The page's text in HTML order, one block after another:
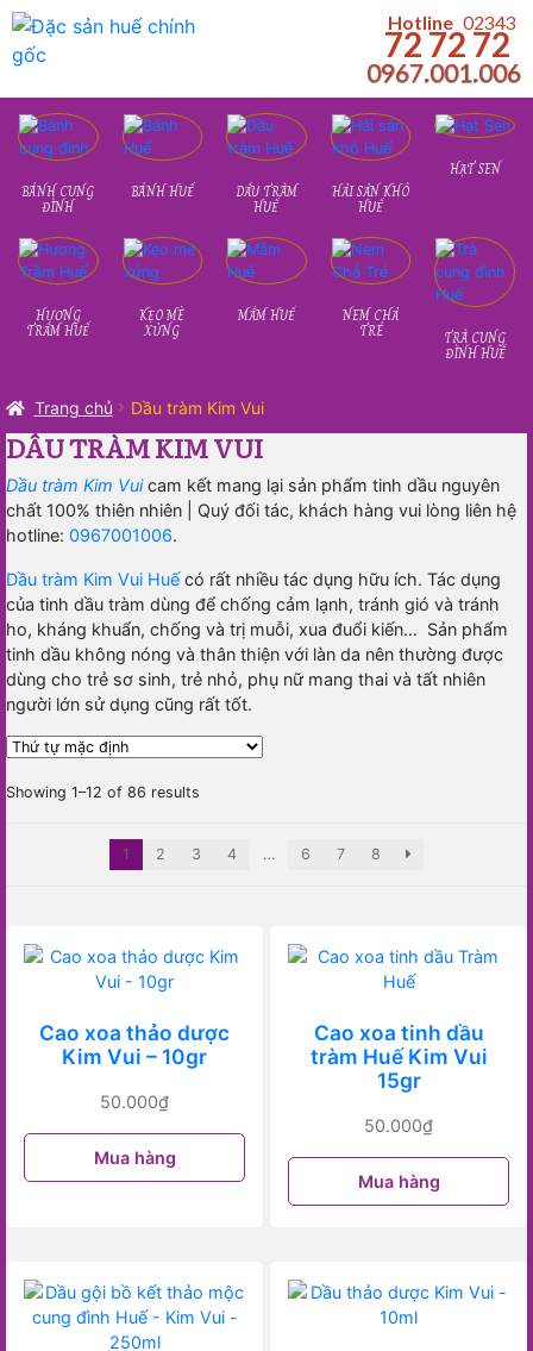
Hotline 02343
72 72 72
0967.001.006
BÁNH CUNG
ĐÌNH
BÁNH HUẾ DẦU TRÀM
HUẾ
HẢI SẢN KHÔ
HUẾ
HẠT SEN
HƯƠNG
TRẦM HUẾ
KẸO MÈ
XỬNG
MẮM HUẾ NEM CHẢ
TRÉ TRÀ CUNG
ĐÌNH HUẾ
Trang chủ Dầu tràm Kim Vui
DẦU TRÀM KIM VUI
Dầu tràm Kim Vui cam kết mang lại sản phẩm tinh dầu nguyên
chất 100% thiên nhiên | Quý đối tác, khách hàng vui lòng liên hệ
hotline: 0967001006.
Dầu tràm Kim Vui Huếcó rất nhiều tác dụng hữu ích. Tác dụng
của tinh dầu tràm dùng để chống cảm lạnh, tránh gió và tránh
ho, kháng khuẩn, chống và trị muỗi, xua đuổi kiến… Sản phẩm
tinh dầu không nóng và thân thiện với làn da nên thường được
dùng cho trẻ sơ sinh, trẻ nhỏ, phụ nữ mang thai và tất nhiên
người lớn sử dụng cũng rất tốt.
Showing 1–12 of 86 results
1 2 3 4 … 6 7 8
Cao xoa thảo dược
Kim Vui – 10gr
50.000₫
Mua hàng
Cao xoa tinh dầu
tràm Huế Kim Vui
15gr
50.000₫
Mua hàng